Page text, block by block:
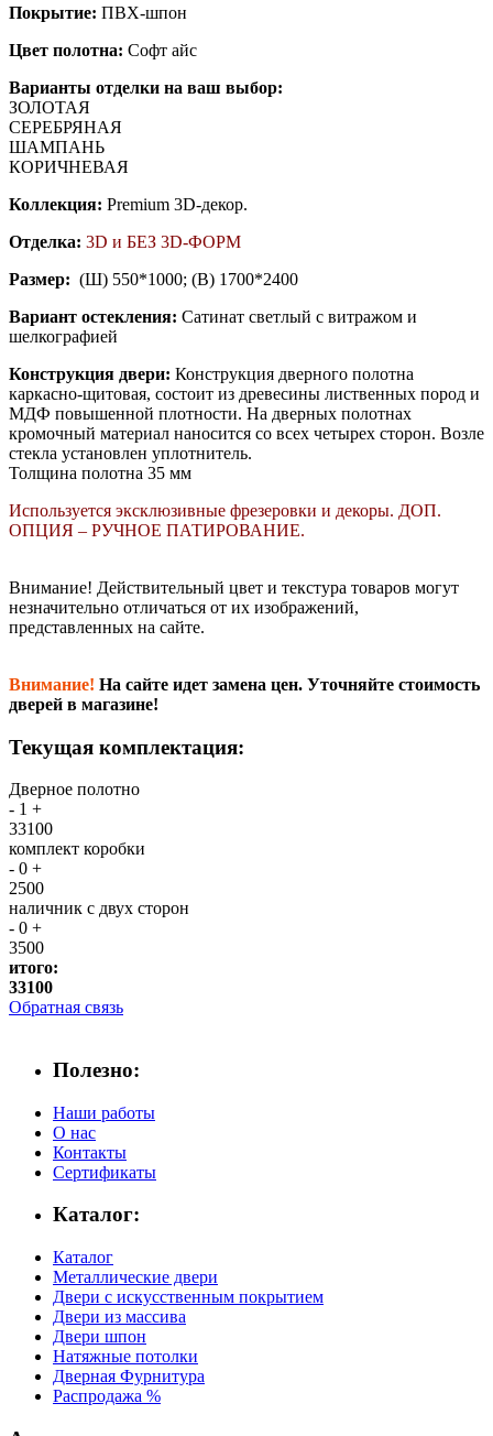
Покрытие: ПВХ-шпон
Цвет полотна: Софт айс
Варианты отделки на ваш выбор:
ЗОЛОТАЯ
СЕРЕБРЯНАЯ
ШАМПАНЬ
КОРИЧНЕВАЯ
Коллекция: Premium 3D-декор.
Отделка: 3D и БЕЗ 3D-ФОРМ
Размер: (Ш) 550*1000; (В) 1700*2400
Вариант остекления: Сатинат светлый с витражом и
шелкографией
Конструкция двери: Конструкция дверного полотна
каркасно-щитовая, состоит из древесины лиственных пород и
МДФ повышенной плотности. На дверных полотнах
кромочный материал наносится со всех четырех сторон. Возле
стекла установлен уплотнитель.
Толщина полотна 35 мм
Используется эксклюзивные фрезеровки и декоры. ДОП.
ОПЦИЯ – РУЧНОЕ ПАТИРОВАНИЕ.
Внимание! Действительный цвет и текстура товаров могут
незначительно отличаться от их изображений,
представленных на сайте.
Внимание! На сайте идет замена цен. Уточняйте стоимость
дверей в магазине!
Текущая комплектация:
Дверное полотно
- 1 +
33100
комплект коробки
- 0 +
2500
наличник с двух сторон
- 0 +
3500
итого:
33100
Обратная связь
Полезно:
Наши работы
О нас
Контакты
Сертификаты
Каталог:
Каталог
Металлические двери
Двери с искусственным покрытием
Двери из массива
Двери шпон
Натяжные потолки
Дверная Фурнитура
Распродажа %